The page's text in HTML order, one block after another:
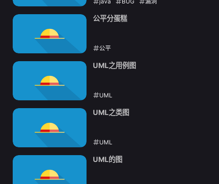
2021-12-13
公平分蛋糕
公平
2021-11-27
UML之用例图
UML
2021-11-14
UML之类图
UML
2021-11-14
UML的图